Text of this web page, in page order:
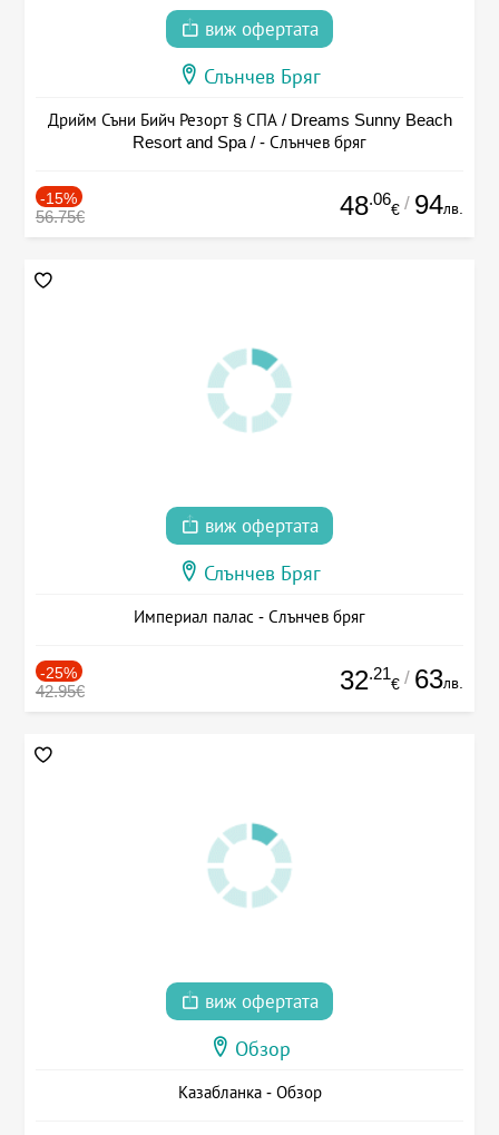
виж офертата
Слънчев Бряг
Дрийм Съни Бийч Резорт § СПА / Dreams Sunny Beach
Resort and Spa / - Слънчев бряг
-15%
56.75€ 48.06
€ / 94лв.
виж офертата
Слънчев Бряг
Империал палас - Слънчев бряг
-25%
42.95€ 32.21
€ / 63лв.
виж офертата
Обзор
Казабланка - Обзор